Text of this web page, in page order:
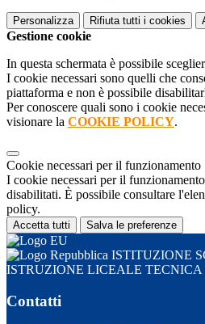
Personalizza Rifiuta tutti i cookies
Gestione cookie
In questa schermata è possibile
I cookie necessari sono quelli che
piattaforma e non è possibile
Per conoscere quali sono i cookie
visionare la COOKIE POLICY.
Cookie necessari per il funzionamento
I cookie necessari per il
disabilitati. È possibile consultare
policy.
Accetta tutti Salva le preferenze
ISTITUZIONE
ISTRUZIONE LICEALE TECNICA
Contatti